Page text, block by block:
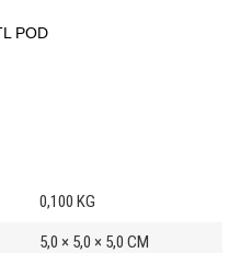
POD
0,100 KG
5,0 × 5,0 × 5,0 CM